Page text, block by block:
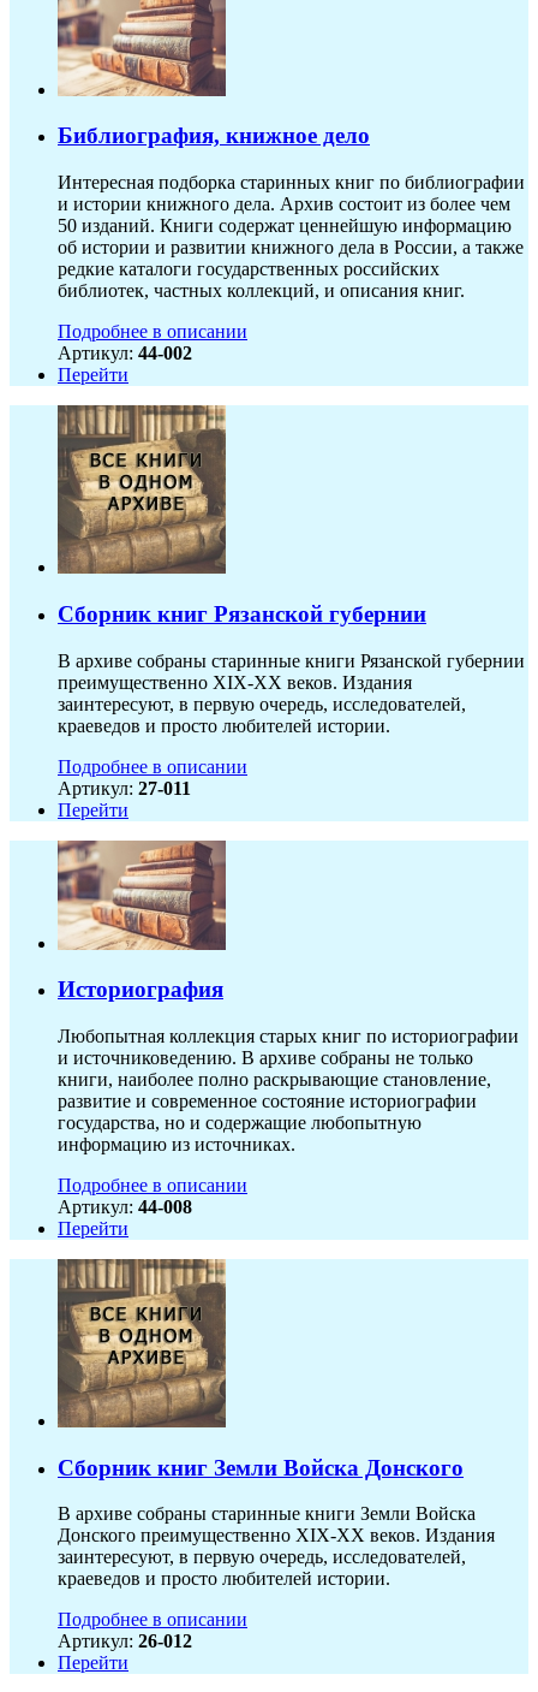
Библиография, книжное дело
Интересная подборка старинных книг по библиографии
и истории книжного дела. Архив состоит из более чем
50 изданий. Книги содержат ценнейшую информацию
об истории и развитии книжного дела в России, а также
редкие каталоги государственных российских
библиотек, частных коллекций, и описания книг.
Подробнее в описании
Артикул: 44-002
Перейти
Сборник книг Рязанской губернии
В архиве собраны старинные книги Рязанской губернии
преимущественно XIX-ХХ веков. Издания
заинтересуют, в первую очередь, исследователей,
краеведов и просто любителей истории.
Подробнее в описании
Артикул: 27-011
Перейти
Историография
Любопытная коллекция старых книг по историографии
и источниковедению. В архиве собраны не только
книги, наиболее полно раскрывающие становление,
развитие и современное состояние историографии
государства, но и содержащие любопытную
информацию из источниках.
Подробнее в описании
Артикул: 44-008
Перейти
Сборник книг Земли Войска Донского
В архиве собраны старинные книги Земли Войска
Донского преимущественно XIX-ХХ веков. Издания
заинтересуют, в первую очередь, исследователей,
краеведов и просто любителей истории.
Подробнее в описании
Артикул: 26-012
Перейти